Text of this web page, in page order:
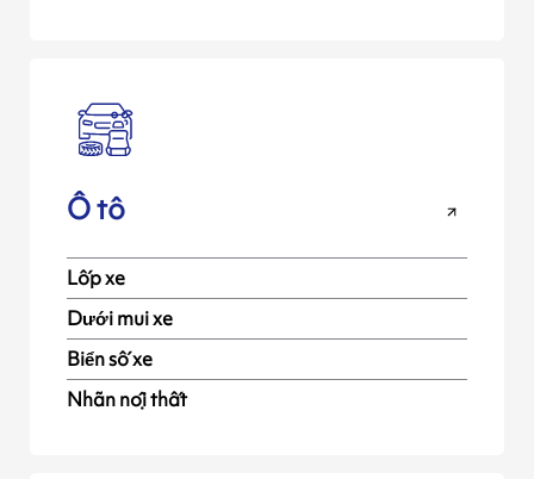
Ô tô
Lốp xe
Dưới mui xe
Biển số xe
Nhãn nội thất